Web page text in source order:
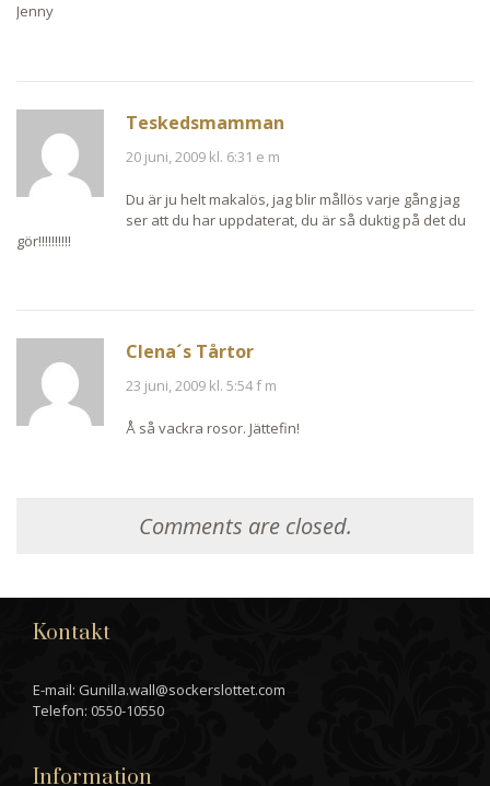
Jenny
Teskedsmamman
20 juni, 2009 kl. 6:31 e m
Du är ju helt makalös, jag blir mållös varje gång jag
ser att du har uppdaterat, du är så duktig på det du
gör!!!!!!!!!!
Clena´s Tårtor
23 juni, 2009 kl. 5:54 f m
Å så vackra rosor. Jättefin!
Comments are closed.
Kontakt
E-mail: Gunilla.wall@sockerslottet.com
Telefon: 0550-10550
Information